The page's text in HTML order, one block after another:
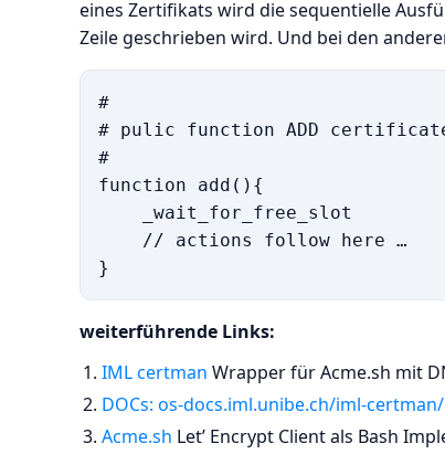
eines Zertifikats wird die sequentielle
Zeile geschrieben wird. Und bei den
#
# pulic function ADD
#
function add(){
_wait_for_free_slot
// actions follow here …
weiterführende Links:
IML certman Wrapper für Acme.sh mit
DOCs: os-docs.iml.unibe.ch/iml-certman/
Acme.sh Let’ Encrypt Client als Bash